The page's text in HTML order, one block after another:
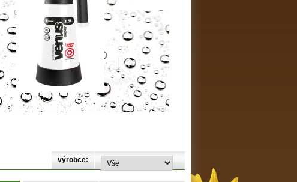
výrobce: